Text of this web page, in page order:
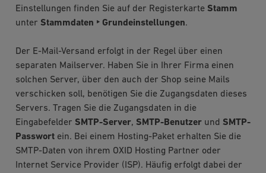
Einstellungen finden Sie auf der Registerkarte Stamm
unter Stammdaten ‣ Grundeinstellungen.
Der E-Mail-Versand erfolgt in der Regel über einen
separaten Mailserver. Haben Sie in Ihrer Firma einen
solchen Server, über den auch der Shop seine Mails
verschicken soll, benötigen Sie die Zugangsdaten dieses
Servers. Tragen Sie die Zugangsdaten in die
Eingabefelder SMTP-Server, SMTP-Benutzerund SMTP-
Passwortein. Bei einem Hosting-Paket erhalten Sie die
SMTP-Daten von ihrem OXID Hosting Partner oder
Internet Service Provider (ISP). Häufig erfolgt dabei der